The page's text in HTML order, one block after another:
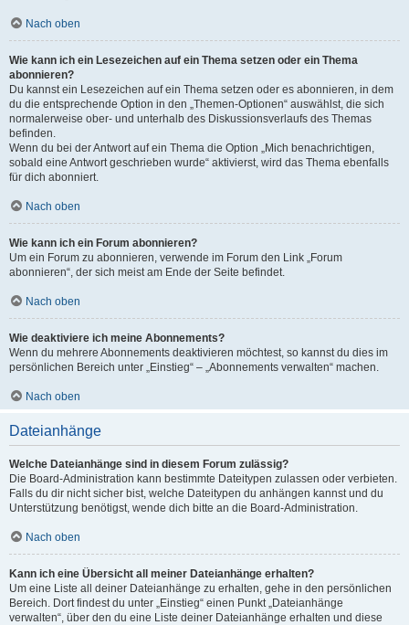
Nach oben
Wie kann ich ein Lesezeichen auf ein Thema setzen oder ein Thema
abonnieren?
Du kannst ein Lesezeichen auf ein Thema setzen oder es abonnieren, in dem
du die entsprechende Option in den „Themen-Optionen“ auswählst, die sich
normalerweise ober- und unterhalb des Diskussionsverlaufs des Themas
befinden.
Wenn du bei der Antwort auf ein Thema die Option „Mich benachrichtigen,
sobald eine Antwort geschrieben wurde“ aktivierst, wird das Thema ebenfalls
für dich abonniert.
Nach oben
Wie kann ich ein Forum abonnieren?
Um ein Forum zu abonnieren, verwende im Forum den Link „Forum
abonnieren“, der sich meist am Ende der Seite befindet.
Nach oben
Wie deaktiviere ich meine Abonnements?
Wenn du mehrere Abonnements deaktivieren möchtest, so kannst du dies im
persönlichen Bereich unter „Einstieg“ – „Abonnements verwalten“ machen.
Nach oben
Dateianhänge
Welche Dateianhänge sind in diesem Forum zulässig?
Die Board-Administration kann bestimmte Dateitypen zulassen oder verbieten.
Falls du dir nicht sicher bist, welche Dateitypen du anhängen kannst und du
Unterstützung benötigst, wende dich bitte an die Board-Administration.
Nach oben
Kann ich eine Übersicht all meiner Dateianhänge erhalten?
Um eine Liste all deiner Dateianhänge zu erhalten, gehe in den persönlichen
Bereich. Dort findest du unter „Einstieg“ einen Punkt „Dateianhänge
verwalten“, über den du eine Liste deiner Dateianhänge erhalten und diese